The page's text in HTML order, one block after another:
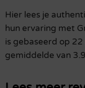
Hier lees je
hun ervaring met
is gebaseerd op
gemiddelde van